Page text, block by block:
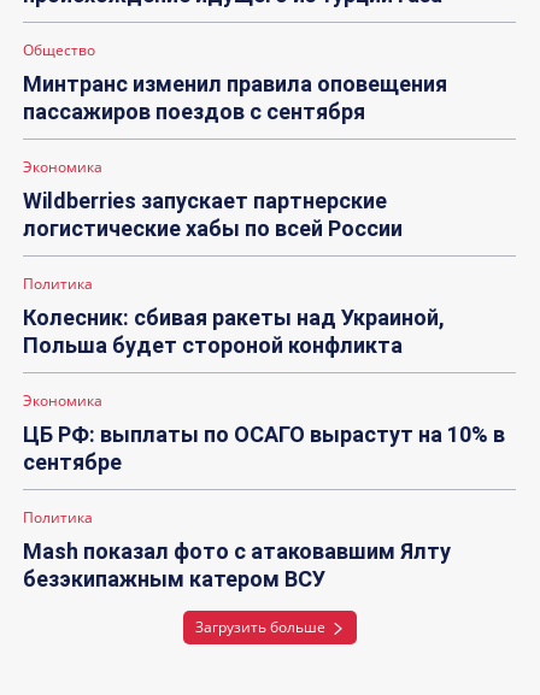
Общество
Минтранс изменил правила оповещения
пассажиров поездов с сентября
Экономика
Wildberries запускает партнерские
логистические хабы по всей России
Политика
Колесник: сбивая ракеты над Украиной,
Польша будет стороной конфликта
Экономика
ЦБ РФ: выплаты по ОСАГО вырастут на 10% в
сентябре
Политика
Mash показал фото с атаковавшим Ялту
безэкипажным катером ВСУ
Загрузить больше